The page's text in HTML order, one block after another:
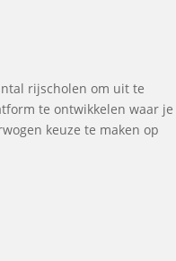
rijscholen om uit te
te ontwikkelen waar je
keuze te maken op